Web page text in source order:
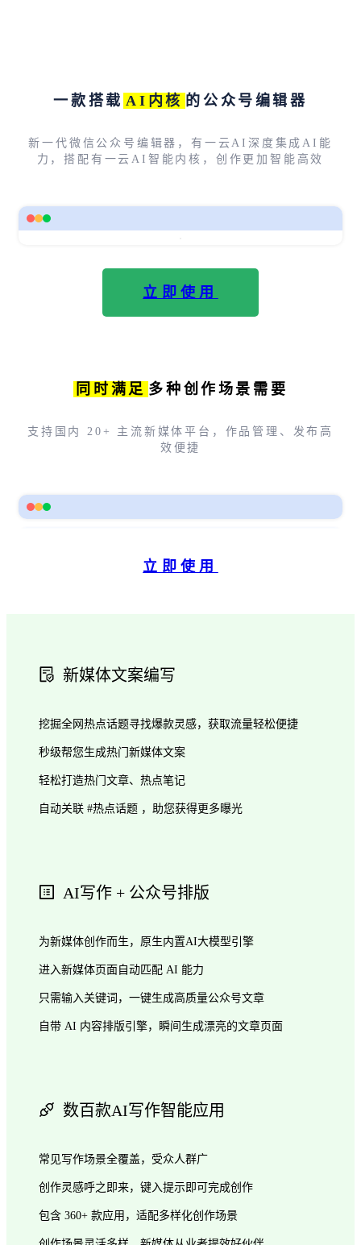
一款搭载 AI内核 的公众号编辑器
新一代微信公众号编辑器，有一云AI深度集成AI能
力，搭配有一云AI智能内核，创作更加智能高效
立即使用
同时满足 多种创作场景需要
支持国内 20+ 主流新媒体平台，作品管理、发布高
效便捷
立即使用
新媒体文案编写
挖掘全网热点话题寻找爆款灵感，获取流量轻松便捷
秒级帮您生成热门新媒体文案
轻松打造热门文章、热点笔记
自动关联 #热点话题 ，助您获得更多曝光
AI写作 + 公众号排版
为新媒体创作而生，原生内置AI大模型引擎
进入新媒体页面自动匹配 AI 能力
只需输入关键词，一键生成高质量公众号文章
自带 AI 内容排版引擎，瞬间生成漂亮的文章页面
数百款AI写作智能应用
常见写作场景全覆盖，受众人群广
创作灵感呼之即来，键入提示即可完成创作
包含 360+ 款应用，适配多样化创作场景